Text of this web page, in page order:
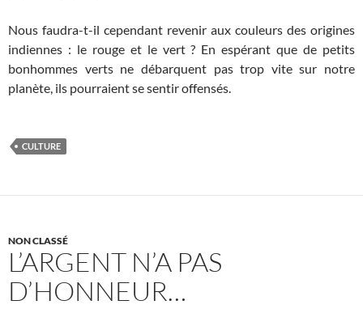
Nous faudra-t-il cependant revenir aux couleurs des origines
indiennes : le rouge et le vert ? En espérant que de petits
bonhommes verts ne débarquent pas trop vite sur notre
planète, ils pourraient se sentir offensés.
CULTURE
NON CLASSÉ
L’ARGENT N’A PAS
D’HONNEUR…